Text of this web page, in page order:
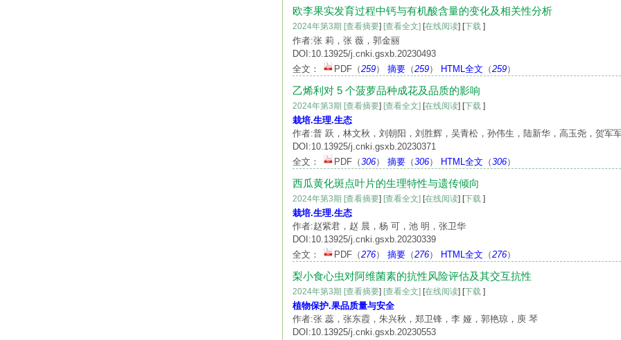
欧李果实发育过程中钙与有机酸含量的变化及相关性分析
2024年第3期 [查看摘要] [查看全文] [在线阅读] [下载 ]
作者:张 莉，张 薇，郭金丽
DOI:10.13925/j.cnki.gsxb.20230493
全文：
PDF （259） 摘要 （259） HTML全文 （259）
乙烯利对 5 个菠萝品种成花及品质的影响
2024年第3期 [查看摘要] [查看全文] [在线阅读] [下载 ]
栽培.生理.生态
作者:普 跃，林文秋，刘朝阳，刘胜辉，吴青松，孙伟生，陆新华，高玉尧，贺军
DOI:10.13925/j.cnki.gsxb.20230371
全文：
PDF （306） 摘要 （306） HTML全文 （306）
西瓜黄化斑点叶片的生理特性与遗传倾向
2024年第3期 [查看摘要] [查看全文] [在线阅读] [下载 ]
栽培.生理.生态
作者:赵紫君，赵 晨，杨 可，池 明，张卫华
DOI:10.13925/j.cnki.gsxb.20230339
全文：
PDF （276） 摘要 （276） HTML全文 （276）
梨小食心虫对阿维菌素的抗性风险评估及其交互抗性
2024年第3期 [查看摘要] [查看全文] [在线阅读] [下载 ]
植物保护.果品质量与安全
作者:张 蕊，张东霞，朱兴秋，郑卫锋，李 娅，郭艳琼，庾 琴
DOI:10.13925/j.cnki.gsxb.20230553